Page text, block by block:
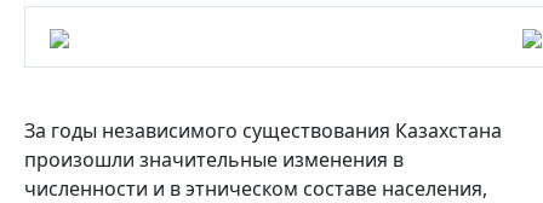
За годы независимого существования Казахстана
произошли значительные изменения в
численности и в этническом составе населения,